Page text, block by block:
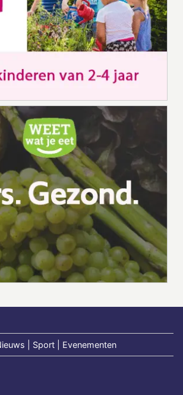
| Sport | Evenementen